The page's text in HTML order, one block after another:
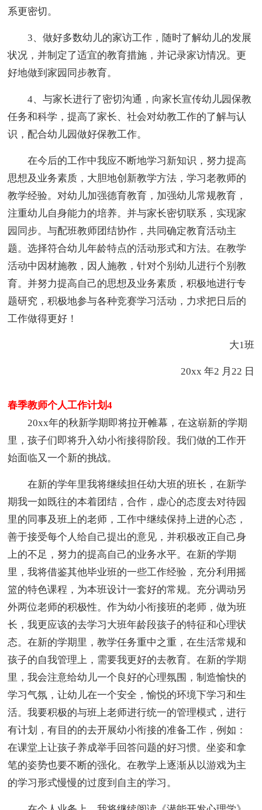
系更密切。
3、做好多数幼儿的家访工作，随时了解幼儿的发展
状况，并制定了适宜的教育措施，并记录家访情况。更
好地做到家园同步教育。
4、与家长进行了密切沟通，向家长宣传幼儿园保教
任务和科学，提高了家长、社会对幼教工作的了解与认
识，配合幼儿园做好保教工作。
在今后的工作中我应不断地学习新知识，努力提高
思想及业务素质，大胆地创新教学方法，学习老教师的
教学经验。对幼儿加强德育教育，加强幼儿常规教育，
注重幼儿自身能力的培养。并与家长密切联系，实现家
园同步。与配班教师团结协作，共同确定教育活动主
题。选择符合幼儿年龄特点的活动形式和方法。在教学
活动中因材施教，因人施教，针对个别幼儿进行个别教
育。并努力提高自己的思想及业务素质，积极地进行专
题研究，积极地参与各种竞赛学习活动，力求把日后的
工作做得更好！
大1班
20xx 年2 月22 日
春季教师个人工作计划4
20xx年的秋新学期即将拉开帷幕，在这崭新的学期
里，孩子们即将升入幼小衔接得阶段。我们做的工作开
始面临又一个新的挑战。
在新的学年里我将继续担任幼大班的班长，在新学
期我一如既往的本着团结，合作，虚心的态度去对待园
里的同事及班上的老师，工作中继续保持上进的心态，
善于接受每个人给自己提出的意见，并积极改正自己身
上的不足，努力的提高自己的业务水平。在新的学期
里，我将借鉴其他毕业班的一些工作经验，充分利用摇
篮的特色课程，为本班设计一套好的常规。充分调动另
外两位老师的积极性。作为幼小衔接班的老师，做为班
长，我更应该的去学习大班年龄段孩子的特征和心理状
态。在新的学期里，教学任务重中之重，在生活常规和
孩子的自我管理上，需要我更好的去教育。在新的学期
里，我会注意给幼儿一个良好的心理氛围，制造愉快的
学习气氛，让幼儿在一个安全，愉悦的环境下学习和生
活。我要积极的与班上老师进行统一的管理模式，进行
有计划，有目的的去开展幼小衔接的准备工作，例如：
在课堂上让孩子养成举手回答问题的好习惯。坐姿和拿
笔的姿势也要不断的强化。在教学上逐渐从以游戏为主
的学习形式慢慢的过度到自主的学习。